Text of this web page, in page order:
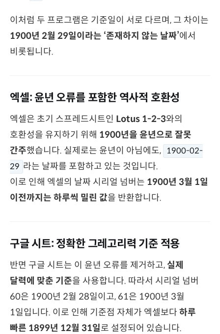
이처럼 두 프로그램은 기준일이 서로 다르며, 그 차이는
1900년 2월 29일이라는 ‘존재하지 않는 날짜’에서
비롯됩니다.
엑셀: 윤년 오류를 포함한 역사적 호환성
엑셀은 초기 스프레드시트인 Lotus 1-2-3와의
호환성을 유지하기 위해 1900년을 윤년으로 잘못
간주했습니다. 실제로는 윤년이 아님에도,
1900-02-
29 라는 날짜를 포함하고 있는 것입니다.
이로 인해 엑셀의 날짜 시리얼 넘버는 1900년 3월 1일
이전까지는 하루씩 밀린 값을 반환합니다.
구글 시트: 정확한 그레고리력 기준 적용
반면 구글 시트는 이 윤년 오류를 제거하고, 실제
달력에 맞춘 기준을 사용합니다. 따라서 시리얼 넘버
60은 1900년 2월 28일이고, 61은 1900년 3월
1일입니다. 이로 인해 기준점 자체가 엑셀보다 하루
빠른 1899년 12월 31일로 설정되어 있습니다.